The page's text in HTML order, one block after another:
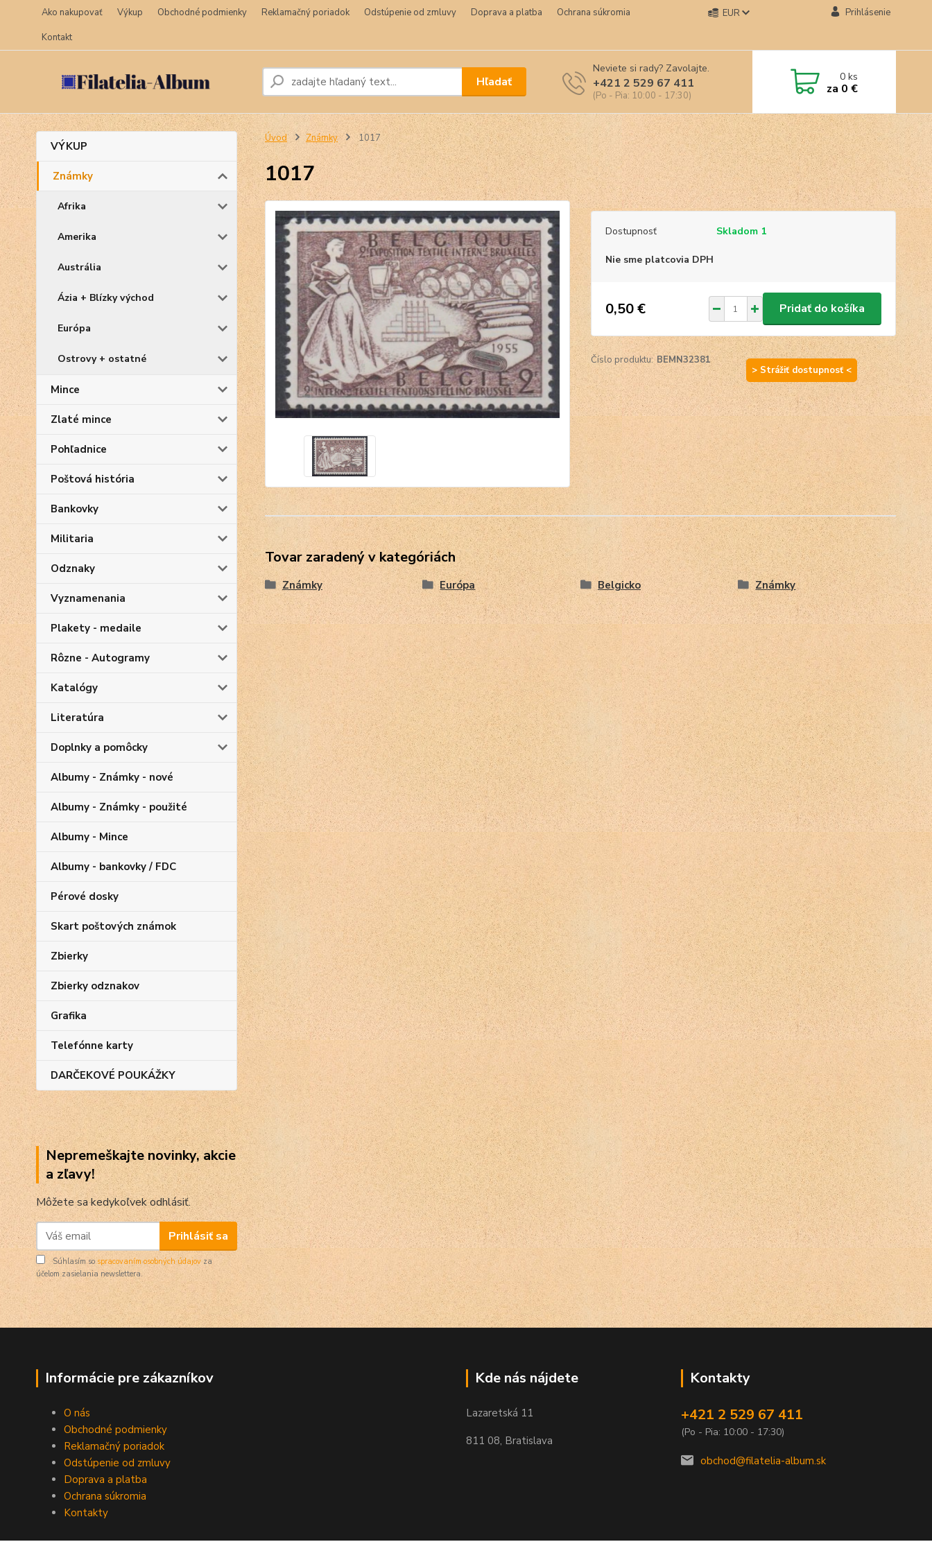
Ako nakupovať Výkup Obchodné podmienky Reklamačný poriadok Odstúpenie od zmluvy Doprava a platba
Ochrana súkromia
Kontakt
EUR Prihlásenie
Hľadať
Neviete si rady? Zavolajte.
+421 2 529 67 411
(Po - Pia: 10:00 - 17:30)
0ks
za 0 €
VÝKUP
Známky
Afrika
Amerika
Austrália
Ázia + Blízky východ
Európa
Ostrovy + ostatné
Mince
Zlaté mince
Pohľadnice
Poštová história
Bankovky
Militaria
Odznaky
Vyznamenania
Plakety - medaile
Rôzne - Autogramy
Katalógy
Literatúra
Doplnky a pomôcky
Albumy - Známky - nové
Albumy - Známky - použité
Albumy - Mince
Albumy - bankovky / FDC
Pérové dosky
Skart poštových známok
Zbierky
Zbierky odznakov
Grafika
Telefónne karty
DARČEKOVÉ POUKÁŽKY
Nepremeškajte novinky, akcie
a zľavy!
Môžete sa kedykoľvek odhlásiť.
Prihlásiť sa
Súhlasím so spracovaním osobných údajov za
účelom zasielania newslettera.
Úvod Známky 1017
1017
Dostupnosť Skladom 1
Nie sme platcovia DPH
0,50 € Pridať do košíka
Číslo produktu: BEMN32381
> Strážiť dostupnosť <
Tovar zaradený v kategóriách
Známky Európa Belgicko Známky
Informácie pre zákazníkov
O nás
Obchodné podmienky
Reklamačný poriadok
Odstúpenie od zmluvy
Doprava a platba
Ochrana súkromia
Kontakty
Kde nás nájdete
Lazaretská 11
811 08, Bratislava
Kontakty
+421 2 529 67 411
(Po - Pia: 10:00 - 17:30)
obchod@filatelia-album.sk